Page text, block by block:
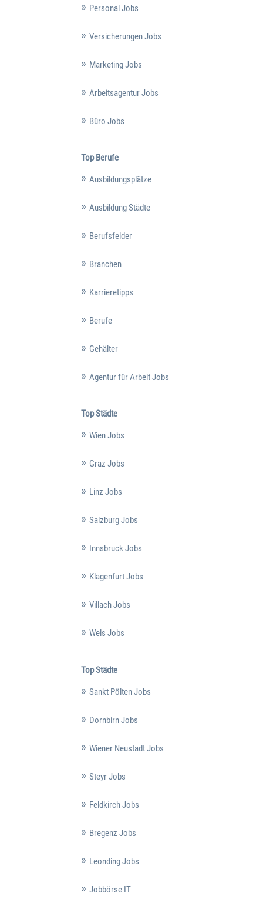
Personal Jobs
Versicherungen Jobs
Marketing Jobs
Arbeitsagentur Jobs
Büro Jobs
Top Berufe
Ausbildungsplätze
Ausbildung Städte
Berufsfelder
Branchen
Karrieretipps
Berufe
Gehälter
Agentur für Arbeit Jobs
Top Städte
Wien Jobs
Graz Jobs
Linz Jobs
Salzburg Jobs
Innsbruck Jobs
Klagenfurt Jobs
Villach Jobs
Wels Jobs
Top Städte
Sankt Pölten Jobs
Dornbirn Jobs
Wiener Neustadt Jobs
Steyr Jobs
Feldkirch Jobs
Bregenz Jobs
Leonding Jobs
Jobbörse IT